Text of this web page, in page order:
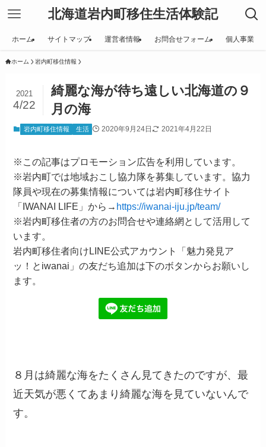
北海道岩内町移住生活体験記
ホーム サイトマップ 運営者情報 お問合せフォーム 個人事業
ホーム 岩内町移住情報
綺麗な海が待ち遠しい北海道の９
月の海
2021
4/22
岩内町移住情報 生活 2020年9月24日 2021年4月22日
※この記事はプロモーション広告を利用しています。
※岩内町では地域おこし協力隊を募集しています。協力
隊員や現在の募集情報については岩内町移住サイト
「IWANAI LIFE」から→ https://iwanai-iju.jp/team/
※岩内町移住者の方のお問合せや連絡網として活用して
います。
岩内町移住者向けLINE公式アカウント「魅力発見ア
ッ！とiwanai」の友だち追加は下のボタンからお願いし
ます。
８月は綺麗な海をたくさん見てきたのですが、最
近天気が悪くてあまり綺麗な海を見ていないんで
す。